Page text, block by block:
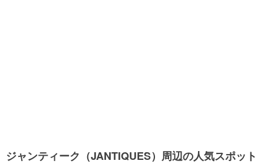
ジャンティーク（JANTIQUES）周辺の人気スポット